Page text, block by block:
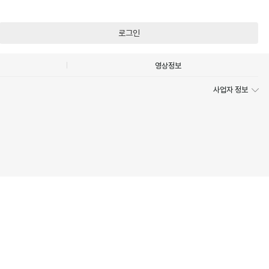
로그인
영상정보
사업자 정보